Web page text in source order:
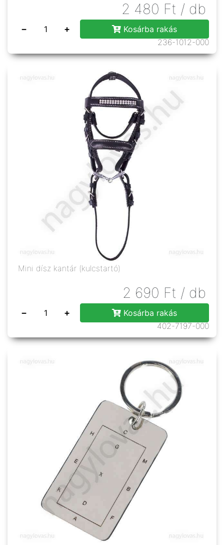
2 480 Ft / db
− +
Kosárba rakás
236-1012-000
Mini dísz kantár (kulcstartó)
2 690 Ft / db
− +
Kosárba rakás
402-7197-000